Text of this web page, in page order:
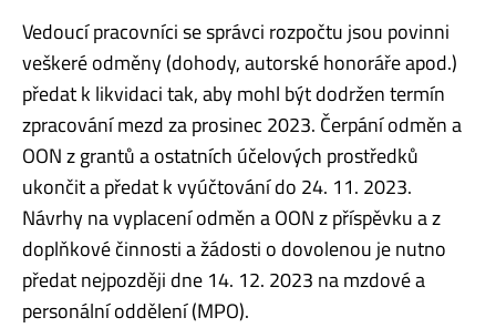
Vedoucí pracovníci se správci rozpočtu jsou povinni
veškeré odměny (dohody, autorské honoráře apod.)
předat k likvidaci tak, aby mohl být dodržen termín
zpracování mezd za prosinec 2023. Čerpání odměn a
OON z grantů a ostatních účelových prostředků
ukončit a předat k vyúčtování do 24. 11. 2023.
Návrhy na vyplacení odměn a OON z příspěvku a z
doplňkové činnosti a žádosti o dovolenou je nutno
předat nejpozději dne 14. 12. 2023 na mzdové a
personální oddělení (MPO).